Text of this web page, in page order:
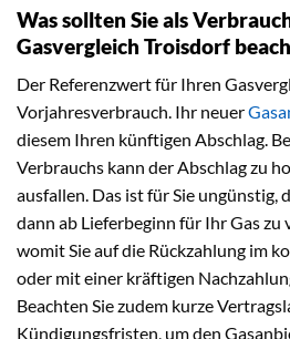
Was sollten Sie als
Gasvergleich Troisdorf
Der Referenzwert für Ihren
Vorjahresverbrauch. Ihr neuer
diesem Ihren künftigen Abschlag.
Verbrauchs kann der Abschlag zu
ausfallen. Das ist für Sie ungünstig,
dann ab Lieferbeginn für Ihr Gas zu
womit Sie auf die Rückzahlung im
oder mit einer kräftigen
Beachten Sie zudem kurze
Kündigungsfristen, um den